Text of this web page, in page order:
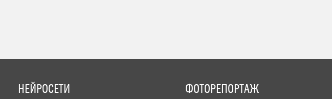
НЕЙРОСЕТИ ФОТОРЕПОРТАЖ